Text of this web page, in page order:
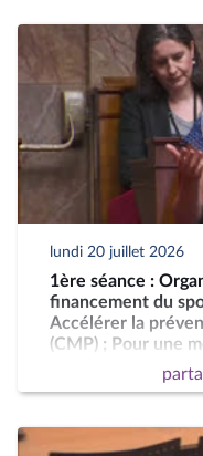
lundi 20 juillet 2026
1ère séance :
financement du
Accélérer la
(CMP) ; Pour une